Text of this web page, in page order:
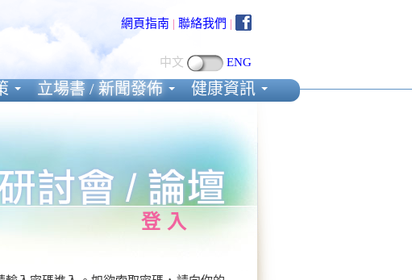
網頁指南 | 聯絡我們 |
中文 ENG
登入
立場書 / 新聞發佈 健康資訊